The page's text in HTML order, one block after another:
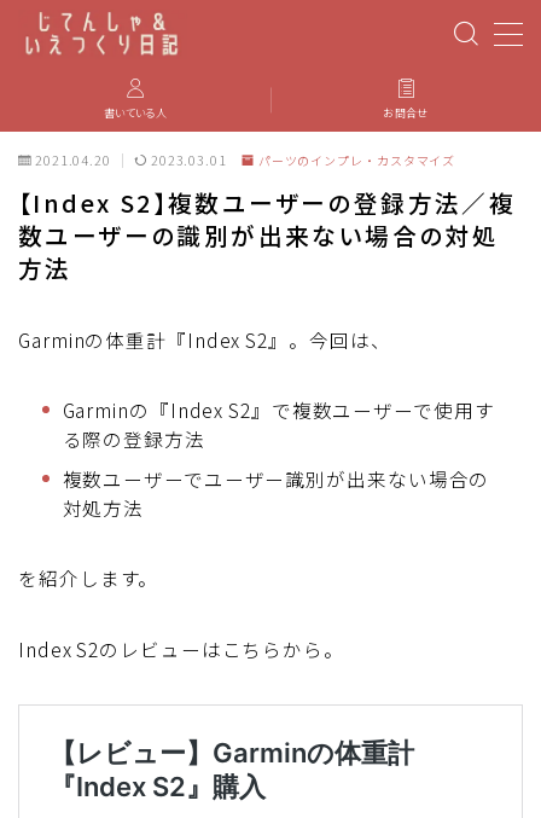
PBP(Paris-Brest-Paris)
エベレスティング
カステリ
ブルベ装備
ディスクブレーキ
Di2関連
ブルべレポート2025
ブルべレポート2024
書いている人 お問合せ
2021.04.20 2023.03.01 パーツのインプレ・カスタマイズ
【Index S2】複数ユーザーの登録方法／複
数ユーザーの識別が出来ない場合の対処
方法
Garminの体重計『Index S2』。今回は、
Garminの『Index S2』で複数ユーザーで使用す
る際の登録方法
複数ユーザーでユーザー識別が出来ない場合の
対処方法
を紹介します。
Index S2のレビューはこちらから。